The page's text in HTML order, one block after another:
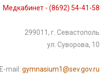
Медкабинет - (8692) 54-41-58
299011, г. Севастополь
ул. Суворова, 10
E-mail:gymnasium1@sev.gov.ru